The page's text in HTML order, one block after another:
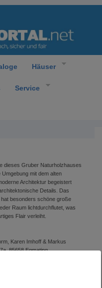
Häuser
Service
dieses Gruber Naturholzhauses
mit dem alten
Architektur begeistert
Details. Das
besonders schöne große
Raum lichtdurchflutet, was
Flair verleiht.
Karen Imhoff & Markus
85658 Egmating